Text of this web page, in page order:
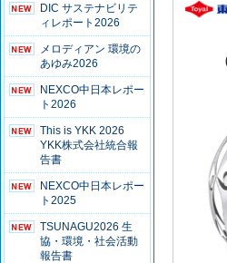
DIC サステナビリテ
ィレポート2026
メロディアン 環境の
あゆみ2026
NEXCO中日本レポー
ト2026
This is YKK 2026
YKK株式会社統合報
告書
NEXCO中日本レポー
ト2025
TSUNAGU2026 生
協・環境・社会活動
報告書